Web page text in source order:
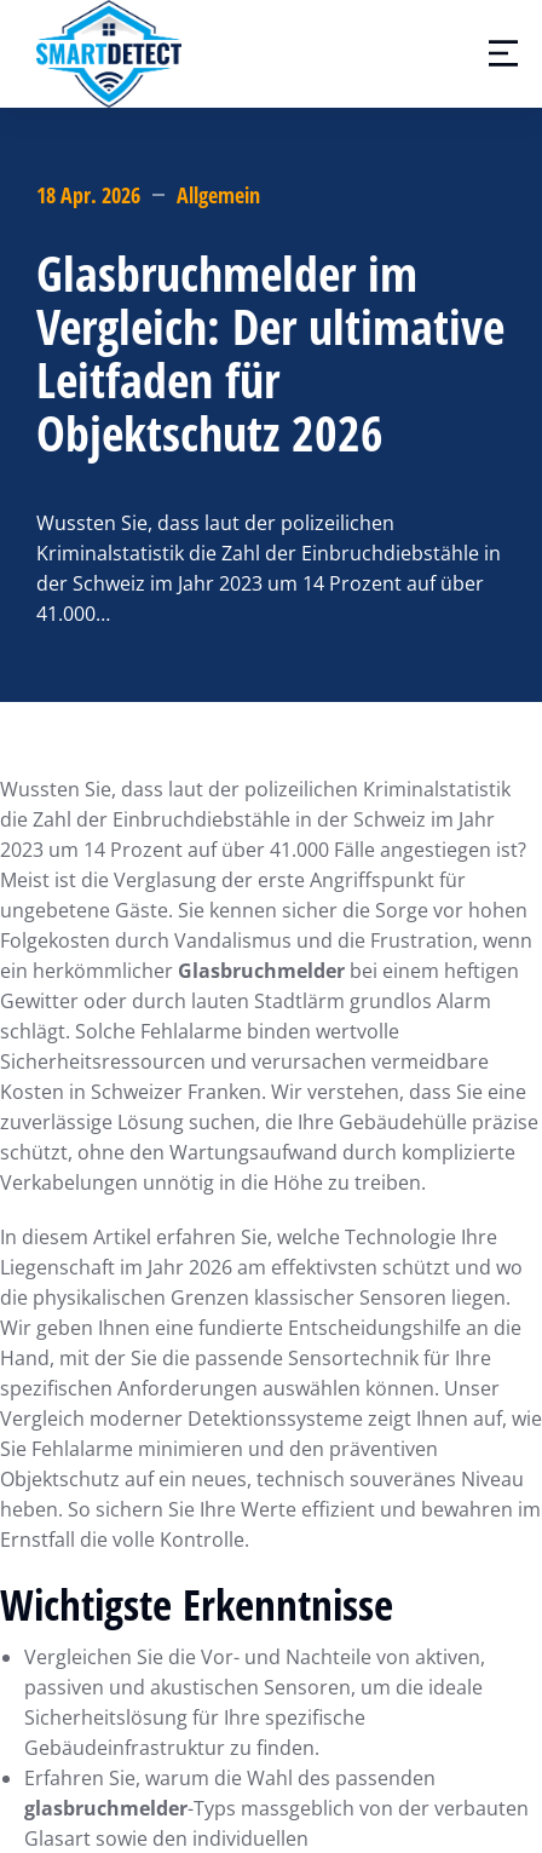
18 Apr. 2026 Allgemein
Glasbruchmelder im
Vergleich: Der ultimative
Leitfaden für
Objektschutz 2026
Wussten Sie, dass laut der polizeilichen
Kriminalstatistik die Zahl der Einbruchdiebstähle in
der Schweiz im Jahr 2023 um 14 Prozent auf über
41.000…
Wussten Sie, dass laut der polizeilichen Kriminalstatistik
die Zahl der Einbruchdiebstähle in der Schweiz im Jahr
2023 um 14 Prozent auf über 41.000 Fälle angestiegen ist?
Meist ist die Verglasung der erste Angriffspunkt für
ungebetene Gäste. Sie kennen sicher die Sorge vor hohen
Folgekosten durch Vandalismus und die Frustration, wenn
ein herkömmlicher Glasbruchmelder bei einem heftigen
Gewitter oder durch lauten Stadtlärm grundlos Alarm
schlägt. Solche Fehlalarme binden wertvolle
Sicherheitsressourcen und verursachen vermeidbare
Kosten in Schweizer Franken. Wir verstehen, dass Sie eine
zuverlässige Lösung suchen, die Ihre Gebäudehülle präzise
schützt, ohne den Wartungsaufwand durch komplizierte
Verkabelungen unnötig in die Höhe zu treiben.
In diesem Artikel erfahren Sie, welche Technologie Ihre
Liegenschaft im Jahr 2026 am effektivsten schützt und wo
die physikalischen Grenzen klassischer Sensoren liegen.
Wir geben Ihnen eine fundierte Entscheidungshilfe an die
Hand, mit der Sie die passende Sensortechnik für Ihre
spezifischen Anforderungen auswählen können. Unser
Vergleich moderner Detektionssysteme zeigt Ihnen auf, wie
Sie Fehlalarme minimieren und den präventiven
Objektschutz auf ein neues, technisch souveränes Niveau
heben. So sichern Sie Ihre Werte effizient und bewahren im
Ernstfall die volle Kontrolle.
Wichtigste Erkenntnisse
Vergleichen Sie die Vor- und Nachteile von aktiven,
passiven und akustischen Sensoren, um die ideale
Sicherheitslösung für Ihre spezifische
Gebäudeinfrastruktur zu finden.
Erfahren Sie, warum die Wahl des passenden
glasbruchmelder-Typs massgeblich von der verbauten
Glasart sowie den individuellen